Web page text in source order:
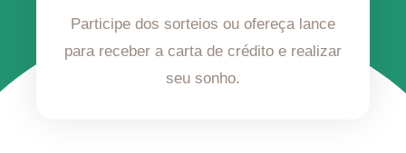
Participe dos sorteios ou ofereça lance
para receber a carta de crédito e realizar
seu sonho.